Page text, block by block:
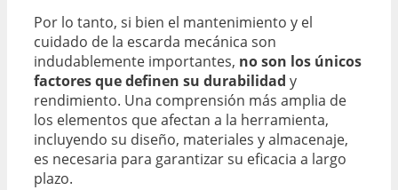
Por lo tanto, si bien el mantenimiento y el
cuidado de la escarda mecánica son
indudablemente importantes, no son los únicos
factores que definen su durabilidad y
rendimiento. Una comprensión más amplia de
los elementos que afectan a la herramienta,
incluyendo su diseño, materiales y almacenaje,
es necesaria para garantizar su eficacia a largo
plazo.